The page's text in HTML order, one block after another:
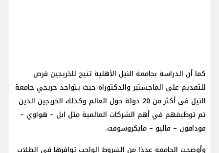
كما أن الدراسة بجامعة النيل الأهلية تتيح للخريجين فرص
للتقديم على الماجستير والدكتوراة حيث يتواجد خريجي جامعة
النيل في أكثر من 20 دولة حول العالم وكذلك الخريجين الذين
تم توظيفهم في أهم الشركات العالمية مثل ابل – هواوي –
فودافون – فاليو – مايكروسوفت.
وأوضحت الجامعة عددًا من الشروط الواجب توافرها في الطلاب